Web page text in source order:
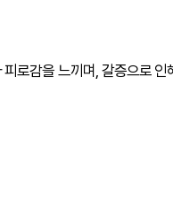
로감을 느끼며, 갈증으로